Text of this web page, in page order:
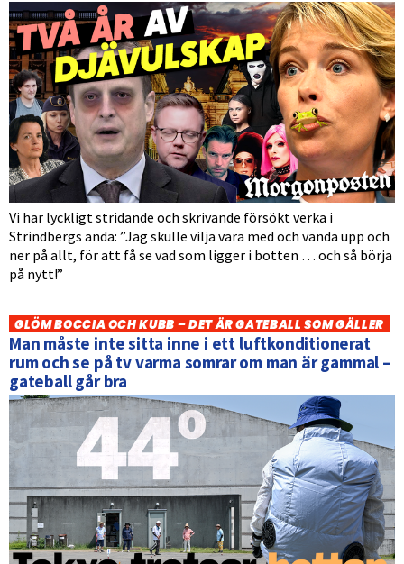
Vi har lyckligt stridande och skrivande försökt verka i
Strindbergs anda: ”Jag skulle vilja vara med och vända upp och
ner på allt, för att få se vad som ligger i botten … och så börja
på nytt!”
GLÖM BOCCIA OCH KUBB – DET ÄR GATEBALL SOM GÄLLER
Man måste inte sitta inne i ett luftkonditionerat
rum och se på tv varma somrar om man är gammal –
gateball går bra